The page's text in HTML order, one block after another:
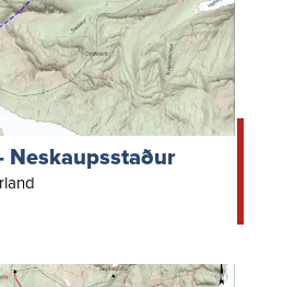
Neskaupsstaður